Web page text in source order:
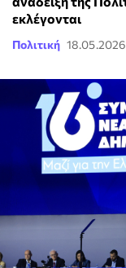
εκλέγονται
Πολιτική